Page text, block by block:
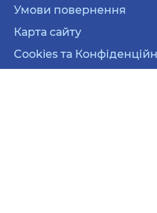
Умови повернення
Карта сайту
Cookies та